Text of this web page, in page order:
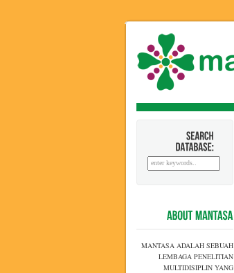
MANTASA ADALAH SEBUAH
LEMBAGA PENELITIAN
MULTIDISIPLIN YANG